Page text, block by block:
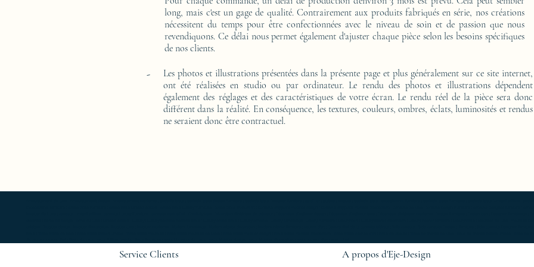
long, mais c'est un gage de qualité. Contrairement aux produits fabriqués en série, nos créations
nécessitent du temps pour être confectionnées avec le niveau de soin et de passion que nous
revendiquons. Ce délai nous permet également d'ajuster chaque pièce selon les besoins spécifiques
de nos clients.
-
Les photos et illustrations présentées dans la présente page et plus généralement sur ce site internet,
ont été réalisées en studio ou par ordinateur. Le rendu des photos et illustrations dépendent
également des réglages et des caractéristiques de votre écran. Le rendu réel de la pièce sera donc
différent dans la réalité. En conséquence, les textures, couleurs, ombres, éclats, luminosités et rendus
ne seraient donc être contractuel.
Service Clients A propos d'Eje-Design